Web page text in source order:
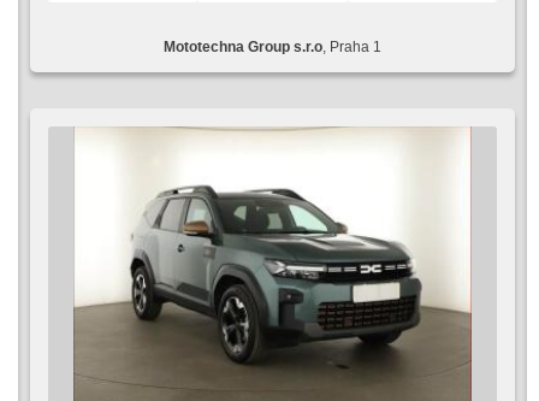
Mototechna Group s.r.o , Praha 1